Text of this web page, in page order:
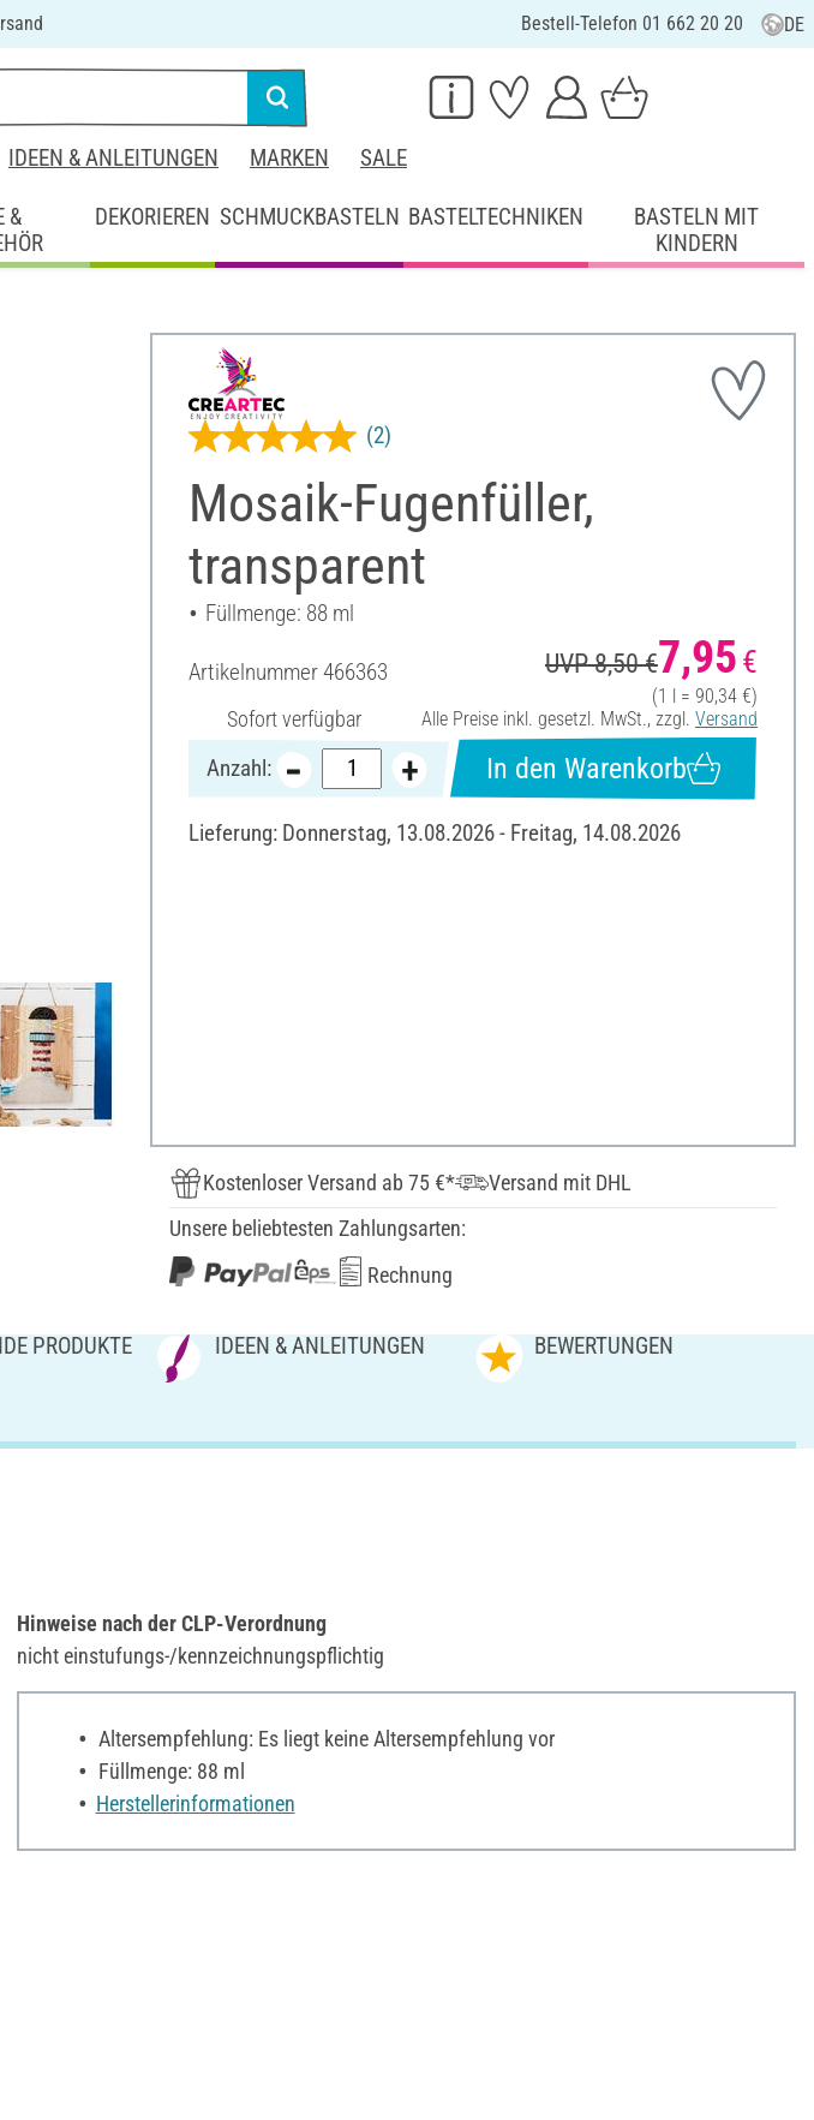
Bestell-Telefon 01 662 20 20 DE
IDEEN & ANLEITUNGEN MARKEN SALE
&
DEKORIEREN SCHMUCKBASTELN BASTELTECHNIKEN
BASTELN MIT
KINDERN
Mosaik-Fugenfüller,
transparent
(2)
Füllmenge: 88 ml
Artikelnummer466363
Sofort verfügbar
UVP 8,50 €7,95 €
(1 l = 90,34 €)
Alle Preise inkl. gesetzl. MwSt., zzgl. Versand
Anzahl: In den Warenkorb
Lieferung: Donnerstag, 13.08.2026 - Freitag, 14.08.2026
Kostenloser Versand ab 75 €*
Versand mit DHL
Unsere beliebtesten Zahlungsarten:
Rechnung
PRODUKTE IDEEN & ANLEITUNGEN BEWERTUNGEN
Hinweise nach der CLP-Verordnung
nicht einstufungs-/kennzeichnungspflichtig
Altersempfehlung: Es liegt keine Altersempfehlung vor
Füllmenge: 88 ml
Herstellerinformationen